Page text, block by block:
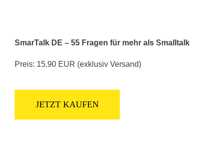
SmarTalk DE – 55 Fragen für mehr als Smalltalk
Preis: 15.90 EUR (exklusiv Versand)
JETZT KAUFEN